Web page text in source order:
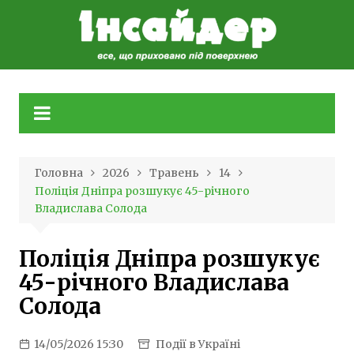
Головна 2026 Травень
14
Поліція Дніпра розшукує 45-річного
Владислава Солода
Поліція Дніпра розшукує
45-річного Владислава
Солода
14/05/2026 15:30 Події в Україні